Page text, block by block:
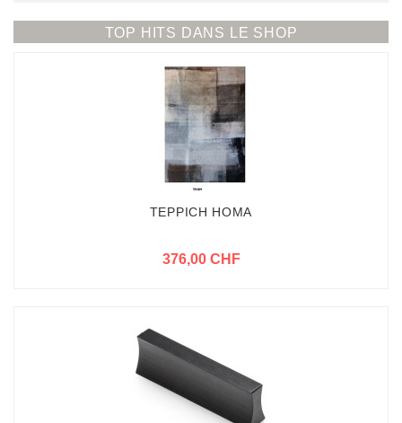
TOP HITS DANS LE SHOP
TEPPICH HOMA
376,00 CHF